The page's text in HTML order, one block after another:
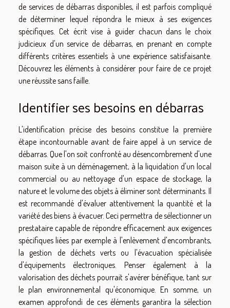
de services de débarras disponibles, il est parfois compliqué
de déterminer lequel répondra le mieux à ses exigences
spécifiques. Cet écrit vise à guider chacun dans le choix
judicieux d'un service de débarras, en prenant en compte
différents critères essentiels à une expérience satisfaisante.
Découvrez les éléments à considérer pour faire de ce projet
une réussite sans faille.
Identifier ses besoins en débarras
L'identification précise des besoins constitue la première
étape incontournable avant de faire appel à un service de
débarras. Que l'on soit confronté au désencombrement d'une
maison suite à un déménagement, à la liquidation d'un local
commercial ou au nettoyage d'un espace de stockage, la
nature et le volume des objets à éliminer sont déterminants. Il
est recommandé d'évaluer attentivement la quantité et la
variété des biens à évacuer. Ceci permettra de sélectionner un
prestataire capable de répondre efficacement aux exigences
spécifiques liées par exemple à l'enlèvement d'encombrants,
la gestion de déchets verts ou l'évacuation spécialisée
d'équipements électroniques. Penser également à la
valorisation des déchets pourrait s'avérer bénéfique, tant sur
le plan environnemental qu'économique. En somme, un
examen approfondi de ces éléments garantira la sélection